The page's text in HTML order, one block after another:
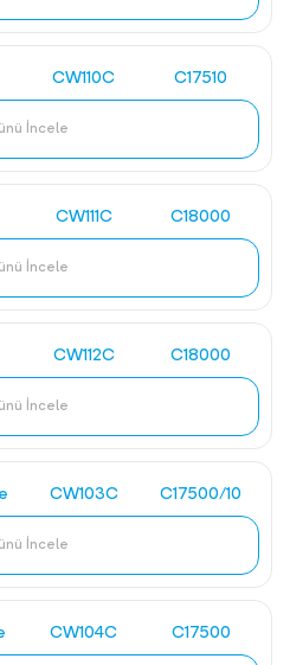
CW110C C17510
İncele
CW111C C18000
İncele
CW112C C18000
İncele
CW103C C17500/10
İncele
CW104C C17500